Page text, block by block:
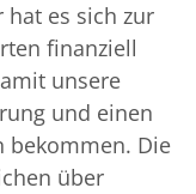
hat es sich zur
finanziell
unsere
und einen
bekommen. Die
über